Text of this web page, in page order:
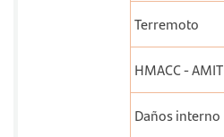
Terremoto
HMACC - AMIT
Daños interno